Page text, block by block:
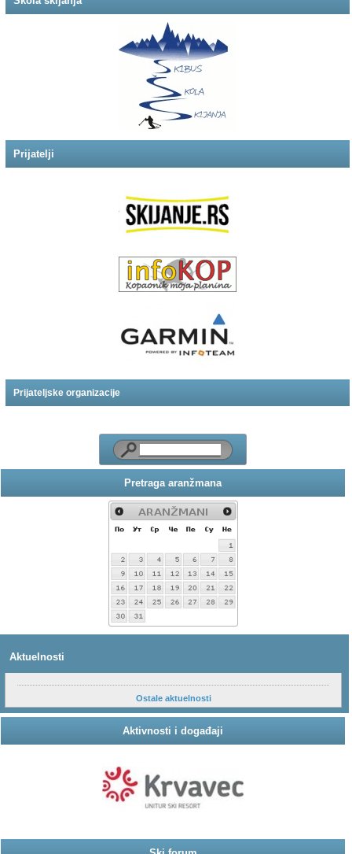
Prijatelji
Prijateljske organizacije
Pretraga aranžmana
Aktuelnosti
Ostale aktuelnosti
Aktivnosti i događaji